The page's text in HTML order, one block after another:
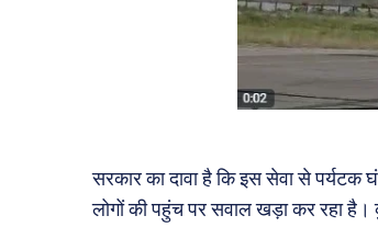
सरकार का दावा है कि इस सेवा से
लोगों की पहुंच पर सवाल खड़ा कर रहा है।